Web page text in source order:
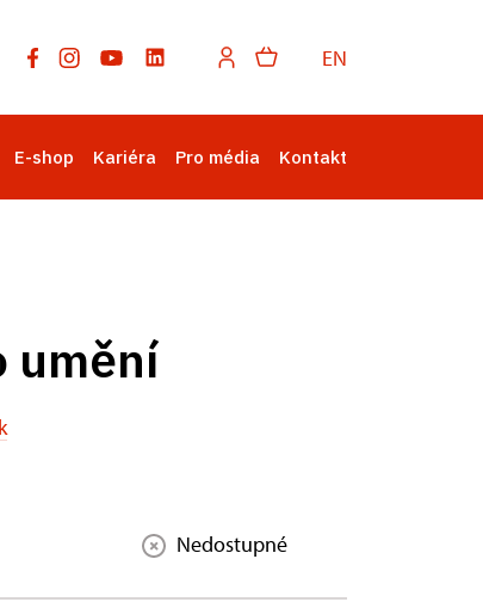
EN
E-shop Kariéra Pro média Kontakt
umění
Nedostupné